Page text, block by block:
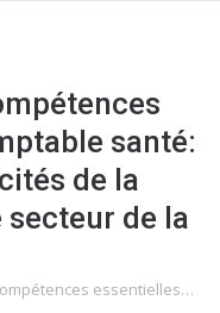
santé:
de la
de la
essentielles…